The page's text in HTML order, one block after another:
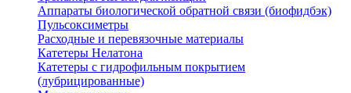
Аппараты биологической обратной связи (биофидбэк)
Пульсоксиметры
Расходные и перевязочные материалы
Катетеры Нелатона
Катетеры с гидрофильным покрытием
(лубрицированные)